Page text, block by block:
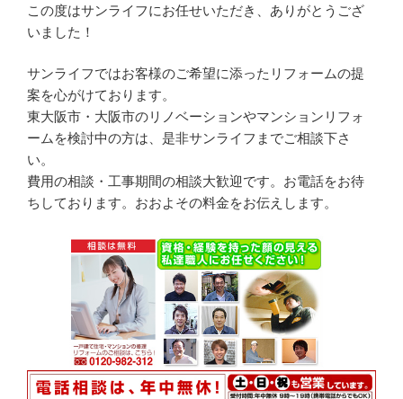
この度はサンライフにお任せいただき、ありがとうござ
いました！
サンライフではお客様のご希望に添ったリフォームの提
案を心がけております。
東大阪市・大阪市のリノベーションやマンションリフォ
ームを検討中の方は、是非サンライフまでご相談下さ
い。
費用の相談・工事期間の相談大歓迎です。お電話をお待
ちしております。おおよその料金をお伝えします。